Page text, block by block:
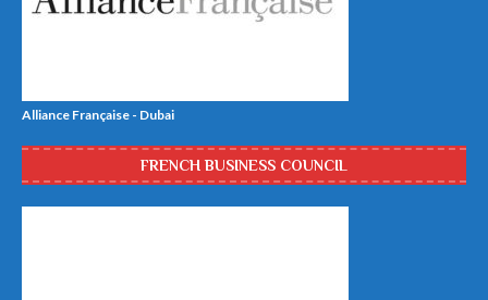
Alliance Française - Dubai
FRENCH BUSINESS COUNCIL